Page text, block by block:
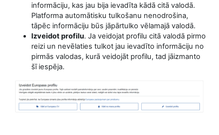
informāciju, kas jau bija ievadīta kādā citā valodā.
Platforma automātisku tulkošanu nenodrošina,
tāpēc informāciju būs jāpārtulko vēlamajā valodā.
Izveidot profilu. Ja veidojat profilu citā valodā pirmo
reizi un nevēlaties tulkot jau ievadīto informāciju no
pirmās valodas, kurā veidojāt profilu, tad jāizmanto
šī iespēja.